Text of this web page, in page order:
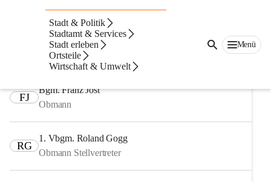
Stadt & Politik
Stadtamt & Services
Stadt erleben
Ortsteile
Wirtschaft & Umwelt
Menü
Fachausschüsse
Ausschuss für Finanzen, Recht und Wirtschaft
FJ
Bgm. Franz Jost
Obmann
RG
1. Vbgm. Roland Gogg
Obmann Stellvertreter